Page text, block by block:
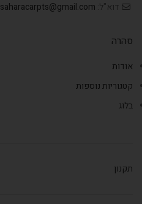
דוא"ל: saharacarpts@gmail.com
סהרה
אודות
קטגוריות נוספות
בלוג
תקנון